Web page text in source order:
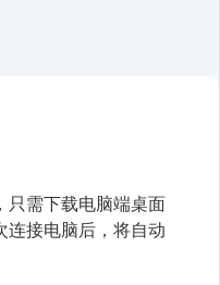
只需下载电脑端桌面
连接电脑后，将自动